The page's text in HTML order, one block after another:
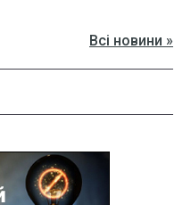
Всі новини »